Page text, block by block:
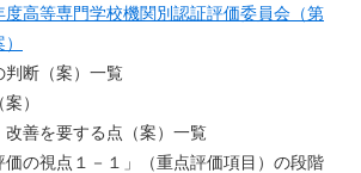
等専門学校機関別認証評価委員会（第
断（案）一覧
）
善を要する点（案）一覧
の視点１－１」（重点評価項目）の段階